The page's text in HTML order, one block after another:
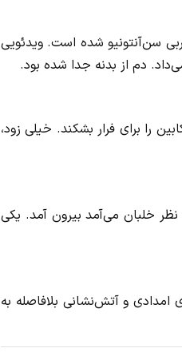
در حدود ۱۴۰ مایلی (۲۲۵ کیلومتری) جنوب غربی سن‌آنتونیو شده است. ویدئویی
دم از بدنه جدا شده بود.
را برای فرار بشکند. خیلی زود،
خلبان می‌آمد بیرون آمد. یکی
و آتش‌نشانی بلافاصله به